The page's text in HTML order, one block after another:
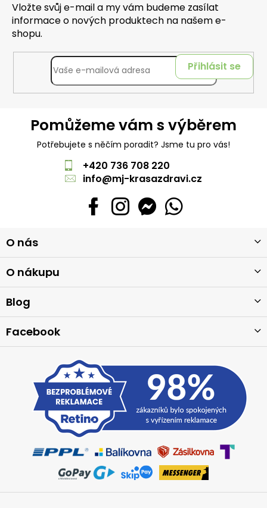
Vložte svůj e-mail a my vám budeme zasílat
informace o nových produktech na našem e-
shopu.
Přihlásit se
Pomůžeme vám s výběrem
Potřebujete s něčím poradit? Jsme tu pro vás!
+420 736 708 220
info@mj-krasazdravi.cz
á
p
a
t
O nás
O nákupu
Blog
Facebook